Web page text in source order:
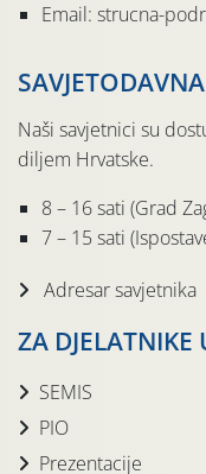
Email: strucna-
Naši savjetnici su
diljem Hrvatske.
8 – 16 sati (Grad
7 – 15 sati
Adresar savjetnika
ZA DJELATNIKE
SEMIS
PIO
Prezentacije